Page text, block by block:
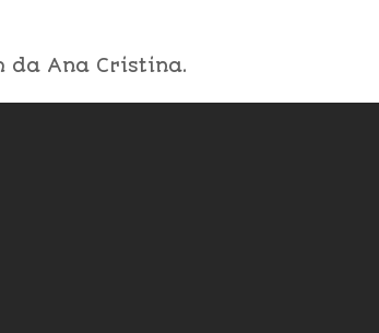
da Ana Cristina.